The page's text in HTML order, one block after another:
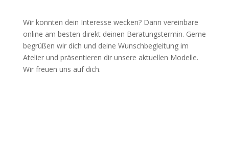
Wir konnten dein Interesse wecken? Dann vereinbare
online am besten direkt deinen Beratungstermin. Gerne
begrüßen wir dich und deine Wunschbegleitung im
Atelier und präsentieren dir unsere aktuellen Modelle.
Wir freuen uns auf dich.